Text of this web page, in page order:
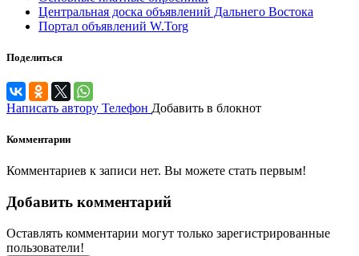
Центральная доска объявлений Дальнего Востока
Портал объявлений W.Torg
Поделиться
Написать автору Телефон Добавить в блокнот
Комментарии
Комментариев к записи нет. Вы можете стать первым!
Добавить комментарий
Оставлять комментарии могут только зарегистрированные
пользователи!